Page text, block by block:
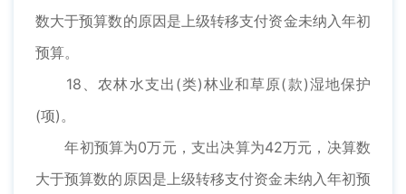
数大于预算数的原因是上级转移支付资金未纳入年初
预算。
18、农林水支出(类)林业和草原(款)湿地保护
(项)。
年初预算为0万元，支出决算为42万元，决算数
大于预算数的原因是上级转移支付资金未纳入年初预